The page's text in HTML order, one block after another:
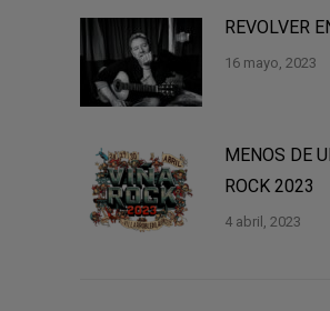
REVOLVER
16 mayo, 2023
MENOS DE
ROCK 2023
4 abril, 2023